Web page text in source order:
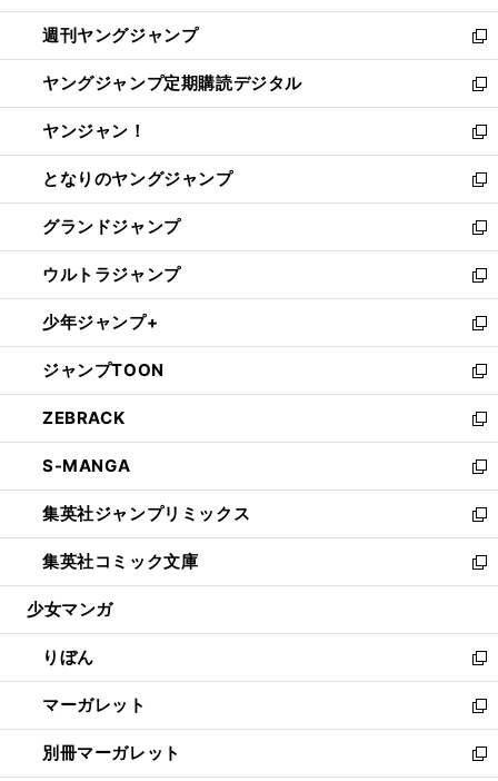
開
く
ウ
で
開
く
ン
ド
ウ
で
開
く
ウ
ィ
ン
ド
ウ
で
開
く
週刊ヤングジャンプ
新
し
い
ウ
ィ
ン
ド
ウ
で
開
く
ヤングジャンプ定期購読デジタル
新
し
い
ウ
ィ
ン
ド
ウ
で
開
く
ヤンジャン！
新
し
い
ウ
ィ
ン
ド
ウ
で
開
く
となりのヤングジャンプ
新
し
い
ウ
ィ
ン
ド
ウ
で
開
く
グランドジャンプ
新
し
い
ウ
ィ
ン
ド
ウ
で
開
く
ウルトラジャンプ
新
し
い
ウ
ィ
ン
ド
ウ
で
開
く
少年ジャンプ+
新
し
い
ウ
ィ
ン
ド
ウ
で
開
く
ジャンプTOON
新
し
い
ウ
ィ
ン
ド
ウ
で
開
ZEBRACK
新
し
い
ウ
ィ
ン
ド
ウ
開
く
S-MANGA
新
し
い
ウ
ィ
ン
ウ
で
開
く
集英社ジャンプリミックス
新
し
い
ウ
ン
ド
ウ
で
開
く
集英社コミック文庫
新
し
ウ
ィ
ン
ド
ウ
で
開
少女マンガ
りぼん
新
し
い
ウ
ィ
マーガレット
新
し
い
別冊マーガレット
新